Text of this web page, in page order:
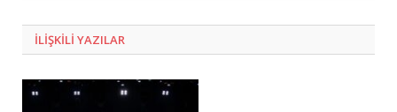
ILIŞKILI YAZILAR